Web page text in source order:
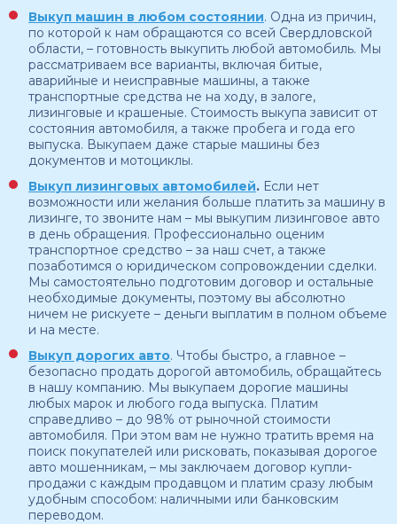
Выкуп машин в любом состоянии. Одна из причин,
по которой к нам обращаются со всей Свердловской
области, – готовность выкупить любой автомобиль. Мы
рассматриваем все варианты, включая битые,
аварийные и неисправные машины, а также
транспортные средства не на ходу, в залоге,
лизинговые и крашеные. Стоимость выкупа зависит от
состояния автомобиля, а также пробега и года его
выпуска. Выкупаем даже старые машины без
документов и мотоциклы.
Выкуп лизинговых автомобилей. Если нет
возможности или желания больше платить за машину в
лизинге, то звоните нам – мы выкупим лизинговое авто
в день обращения. Профессионально оценим
транспортное средство – за наш счет, а также
позаботимся о юридическом сопровождении сделки.
Мы самостоятельно подготовим договор и остальные
необходимые документы, поэтому вы абсолютно
ничем не рискуете – деньги выплатим в полном объеме
и на месте.
Выкуп дорогих авто. Чтобы быстро, а главное –
безопасно продать дорогой автомобиль, обращайтесь
в нашу компанию. Мы выкупаем дорогие машины
любых марок и любого года выпуска. Платим
справедливо – до 98% от рыночной стоимости
автомобиля. При этом вам не нужно тратить время на
поиск покупателей или рисковать, показывая дорогое
авто мошенникам, – мы заключаем договор купли-
продажи с каждым продавцом и платим сразу любым
удобным способом: наличными или банковским
переводом.